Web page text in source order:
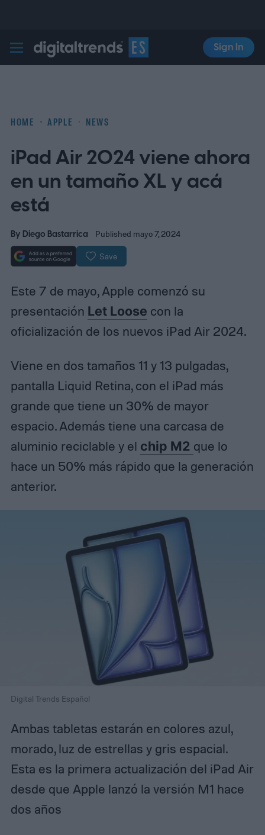
Digital Trends Español
Sign In
HOME APPLE NEWS
iPad Air 2024 viene ahora
en un tamaño XL y acá
está
By Diego Bastarrica Published mayo 7, 2024
Save
Este 7 de mayo, Apple comenzó su
presentación Let Loose con la
oficialización de los nuevos iPad Air 2024.
Viene en dos tamaños 11 y 13 pulgadas,
pantalla Liquid Retina, con el iPad más
grande que tiene un 30% de mayor
espacio. Además tiene una carcasa de
aluminio reciclable y el chip M2 que lo
hace un 50% más rápido que la generación
anterior.
Digital Trends Español
Ambas tabletas estarán en colores azul,
morado, luz de estrellas y gris espacial.
Esta es la primera actualización del iPad Air
desde que Apple lanzó la versión M1 hace
dos años